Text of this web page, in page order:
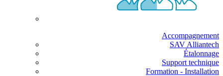
Accompagnement
SAV Alliantech
Étalonnage
Support technique
Formation - Installation